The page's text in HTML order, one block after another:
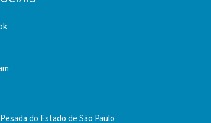
do Estado de São Paulo